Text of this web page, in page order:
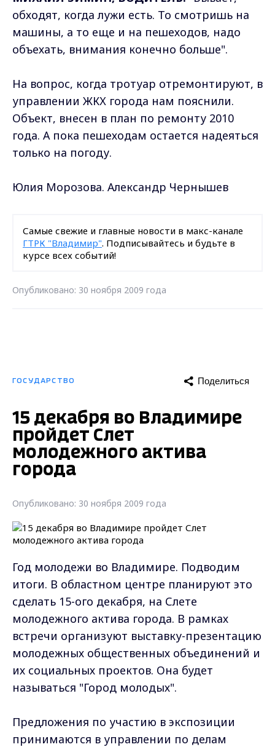
обходят, когда лужи есть. То смотришь на
машины, а то еще и на пешеходов, надо
объехать, внимания конечно больше".
На вопрос, когда тротуар отремонтируют, в
управлении ЖКХ города нам пояснили.
Объект, внесен в план по ремонту 2010
года. А пока пешеходам остается надеяться
только на погоду.
Юлия Морозова. Александр Чернышев
Самые свежие и главные новости в макс-канале
ГТРК "Владимир". Подписывайтесь и будьте в
курсе всех событий!
Опубликовано: 30 ноября 2009 года
ГОСУДАРСТВО Поделиться
15 декабря во Владимире
пройдет Слет
молодежного актива
города
Опубликовано: 30 ноября 2009 года
Год молодежи во Владимире. Подводим
итоги. В областном центре планируют это
сделать 15-ого декабря, на Слете
молодежного актива города. В рамках
встречи организуют выставку-презентацию
молодежных общественных объединений и
их социальных проектов. Она будет
называться "Город молодых".
Предложения по участию в экспозиции
принимаются в управлении по делам